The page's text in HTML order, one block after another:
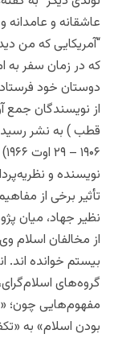
عاشقانه و عامدانه
“آمریکایی که من
که در زمان سفر به
دوستان خود
از نویسندگان جمع
قطب ) به نشر
نویسنده و
تأثیر برخی از
نظیر جهاد، میان
از مخالفان اسلام
بیستم خوانده‌ اند.
گروه‌های
مفهوم‌هایی چون؛
بودن اسلام» به